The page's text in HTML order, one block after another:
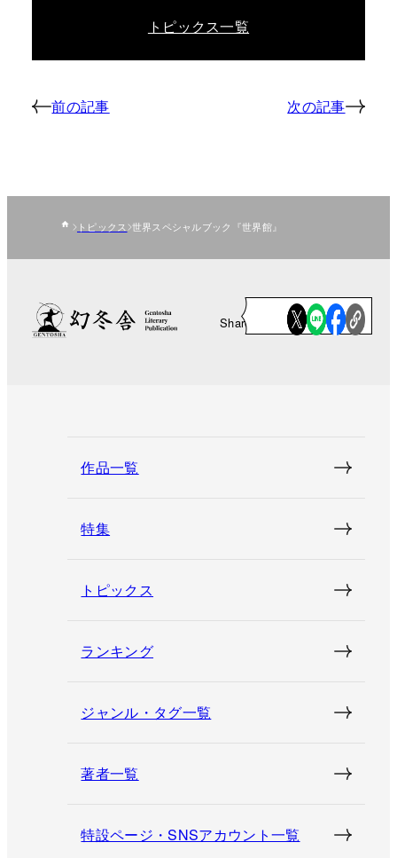
前の記事
トピックス一覧
次の記事
トピックス 世界スペシャルブック『世界館』
Share
作品一覧
特集
トピックス
ランキング
ジャンル・タグ一覧
著者一覧
特設ページ・SNSアカウント一覧